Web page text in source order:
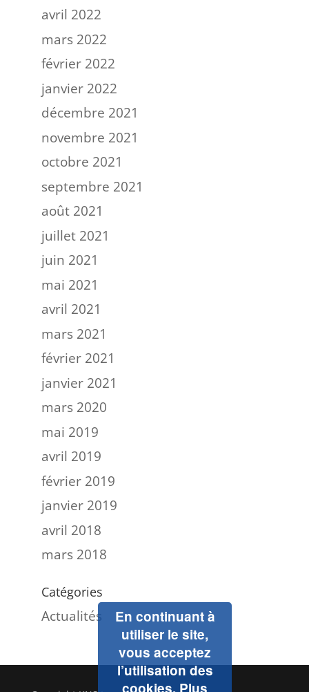
avril 2022
mars 2022
février 2022
janvier 2022
décembre 2021
novembre 2021
octobre 2021
septembre 2021
août 2021
juillet 2021
juin 2021
mai 2021
avril 2021
mars 2021
février 2021
janvier 2021
mars 2020
mai 2019
avril 2019
février 2019
janvier 2019
avril 2018
mars 2018
Catégories
Actualités
En continuant à
utiliser le site,
vous acceptez
l’utilisation des
cookies. Plus